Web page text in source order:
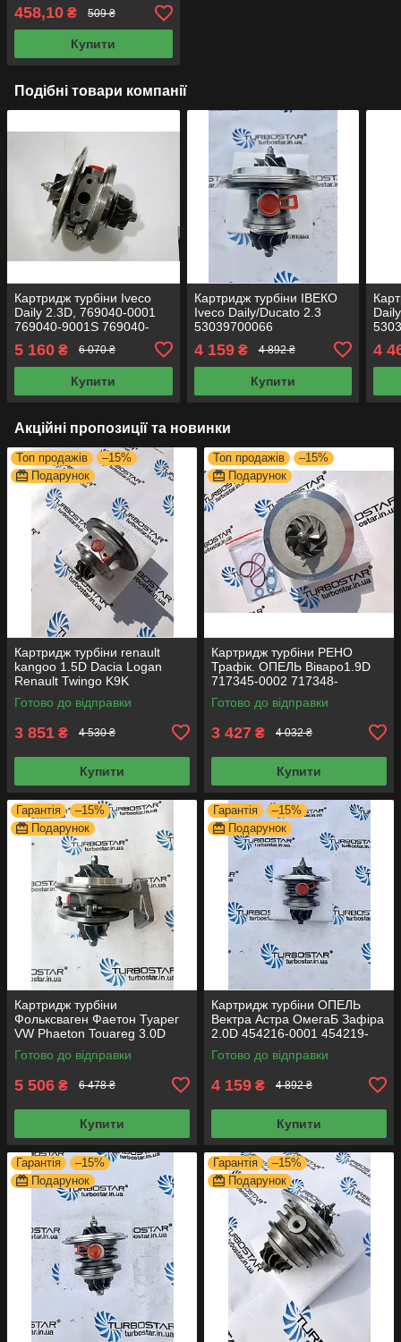
турбіни Прокладки для
турбокомпресорів
458,10 ₴ 509 ₴
Купити
Подібні товари компанії
Картридж турбіни Iveco
Daily 2.3D, 769040-0001
769040-9001S 769040-
5001S картридж у турбіну
5 160 ₴ 6 070 ₴
Купити
Картридж турбіни ІВЕКО
Iveco Daily/Ducato 2.3
53039700066
53039700078
53039700089
53039700090
4 159₴ 4 892 ₴
Купити
4
Акційні пропозиції та новинки
Топ продажів
–15%
Подарунок
Картридж турбіни renault
kangoo 1.5D Dacia Logan
Renault Twingo K9K
54359700011 54359700012
54359700033
Готово до відправки
3 851 ₴ 4 530 ₴
Купити
Топ продажів
–15%
Подарунок
Картридж турбіни РЕНО
Трафік. ОПЕЛЬ Віваро1.9D
717345-0002 717348-
0001 703245-0002
Готово до відправки
3 427 ₴ 4 032 ₴
Купити
Гарантія
–15%
Подарунок
Картридж турбіни
Фольксваген Фаетон Туарег
VW Phaeton Touareg 3.0D
53049700050 53049700054
Готово до відправки
5 506 ₴ 6 478 ₴
Купити
Гарантія
–15%
Подарунок
Картридж турбіни ОПЕЛЬ
Вектра Астра ОмегаБ Зафіра
2.0D 454216-0001 454219-
0002 454219-0004
Готово до відправки
4 159 ₴ 4 892 ₴
Купити
Гарантія
–15%
Подарунок
Гарантія
–15%
Подарунок